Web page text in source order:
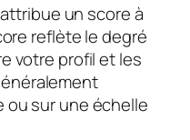
un score à
reflète le degré
votre profil et les
sur une échelle